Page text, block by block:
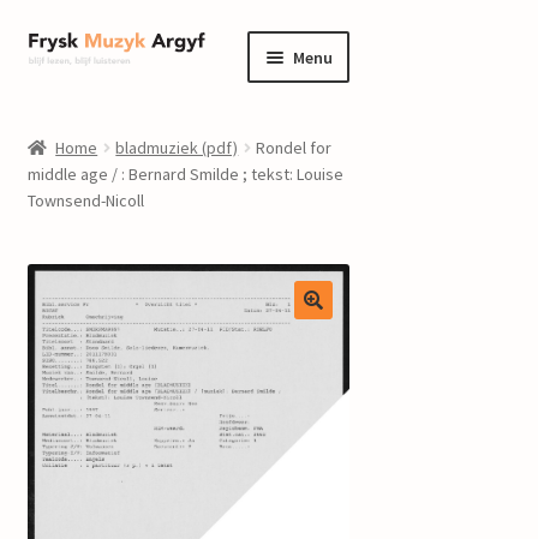
Ga
door
navigatie
Ga
naar
inhoud
Menu
informatie
Submenu
uitvouwen
Componisten
nieuws
events
Home bladmuziek (pdf)
Rondel for
middle age / : Bernard Smilde ; tekst: Louise
Townsend-Nicoll